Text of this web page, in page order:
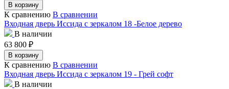
В корзину
К сравнению В сравнении
Входная дверь Иссида с зеркалом 18 -Белое дерево
В наличии
63 800 ₽
В корзину
К сравнению В сравнении
Входная дверь Иссида с зеркалом 19 - Грей софт
В наличии